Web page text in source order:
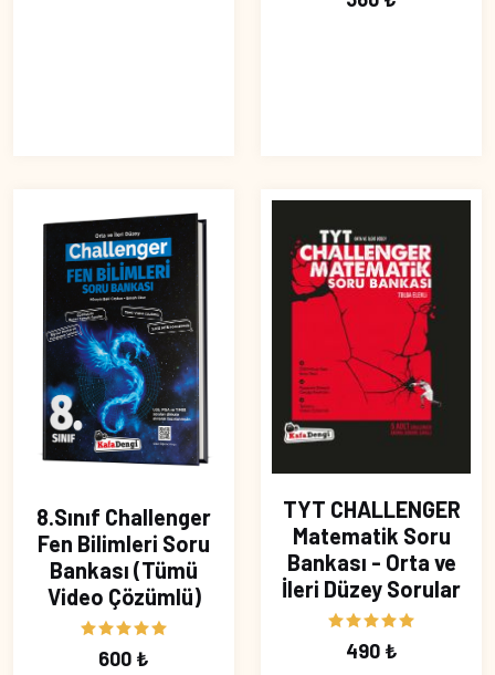
8.Sınıf Challenger
Fen Bilimleri Soru
Bankası (Tümü
Video Çözümlü)
600 ₺
TYT CHALLENGER
Matematik Soru
Bankası - Orta ve
İleri Düzey Sorular
490 ₺